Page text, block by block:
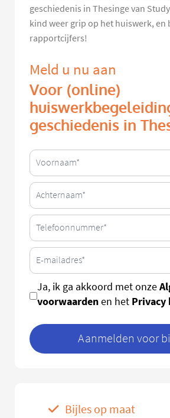
geschiedenis in Thesinge van
kind weer grip op het huiswerk, en
rapportcijfers!
Meld u nu aan
Voor (online)
geschiedenis in
Ja, ik ga akkoord met onze
voorwaardenen het Privacy
Aanmelden voor
Bijles op maat